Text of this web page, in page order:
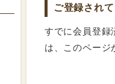
ご登録され
すでに会員登録
は、このページ